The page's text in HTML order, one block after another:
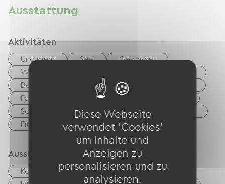
Ausstattung
Aktivitäten
Und mehr See
Gewässer
Wandern
Boulodrome / Pétanque-Platz
Fahrrad
Mountainbike
Schattiger
Nachtclub
Thermalstation
Fitnesscenter
Ausstattung
Kostenloses WLAN
Diese Webseite
verwendet 'Cookies'
um Inhalte und
Anzeigen zu
personalisieren und zu
analysieren.